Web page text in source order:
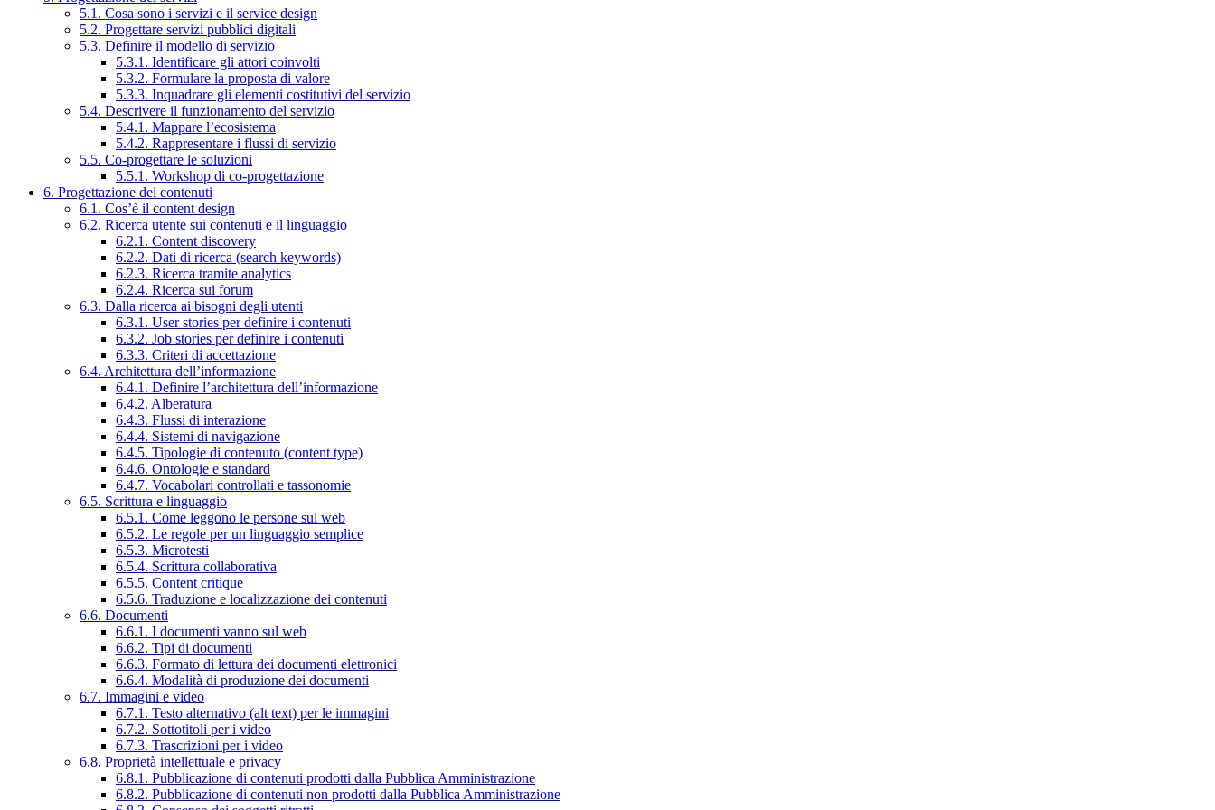
5.1. Cosa sono i servizi e il service design
5.2. Progettare servizi pubblici digitali
5.3. Definire il modello di servizio
5.3.1. Identificare gli attori coinvolti
5.3.2. Formulare la proposta di valore
5.3.3. Inquadrare gli elementi costitutivi del servizio
5.4. Descrivere il funzionamento del servizio
5.4.1. Mappare l’ecosistema
5.4.2. Rappresentare i flussi di servizio
5.5. Co-progettare le soluzioni
5.5.1. Workshop di co-progettazione
6. Progettazione dei contenuti
6.1. Cos’è il content design
6.2. Ricerca utente sui contenuti e il linguaggio
6.2.1. Content discovery
6.2.2. Dati di ricerca (search keywords)
6.2.3. Ricerca tramite analytics
6.2.4. Ricerca sui forum
6.3. Dalla ricerca ai bisogni degli utenti
6.3.1. User stories per definire i contenuti
6.3.2. Job stories per definire i contenuti
6.3.3. Criteri di accettazione
6.4. Architettura dell’informazione
6.4.1. Definire l’architettura dell’informazione
6.4.2. Alberatura
6.4.3. Flussi di interazione
6.4.4. Sistemi di navigazione
6.4.5. Tipologie di contenuto (content type)
6.4.6. Ontologie e standard
6.4.7. Vocabolari controllati e tassonomie
6.5. Scrittura e linguaggio
6.5.1. Come leggono le persone sul web
6.5.2. Le regole per un linguaggio semplice
6.5.3. Microtesti
6.5.4. Scrittura collaborativa
6.5.5. Content critique
6.5.6. Traduzione e localizzazione dei contenuti
6.6. Documenti
6.6.1. I documenti vanno sul web
6.6.2. Tipi di documenti
6.6.3. Formato di lettura dei documenti elettronici
6.6.4. Modalità di produzione dei documenti
6.7. Immagini e video
6.7.1. Testo alternativo (alt text) per le immagini
6.7.2. Sottotitoli per i video
6.7.3. Trascrizioni per i video
6.8. Proprietà intellettuale e privacy
6.8.1. Pubblicazione di contenuti prodotti dalla Pubblica Amministrazione
6.8.2. Pubblicazione di contenuti non prodotti dalla Pubblica Amministrazione